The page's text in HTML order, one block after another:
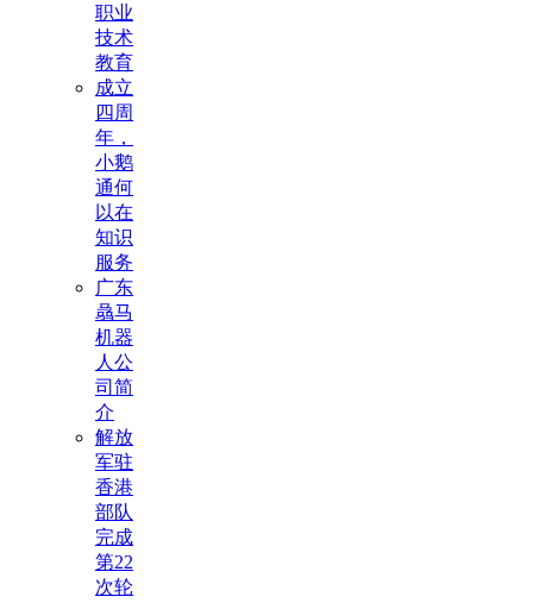
职业
技术
教育
成立
四周
年，
小鹅
通何
以在
知识
服务
广东
骉马
机器
人公
司简
介
解放
军驻
香港
部队
完成
第22
次轮